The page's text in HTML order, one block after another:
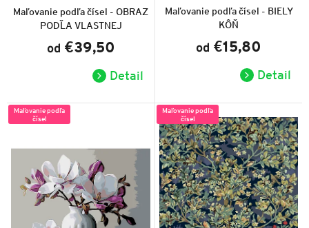
Maľovanie podľa čísel - OBRAZ
PODĽA VLASTNEJ
FOTOGRAFIE
produktu
je
5,0
5
hviezdičiek.
od €39,50
Detail
Maľovanie podľa čísel - BIELY
KÔŇ
produktu
je
5,0
5
hviezdičiek.
od €15,80
Detail
Maľovanie podľa
čísel
Maľovanie podľa
čísel